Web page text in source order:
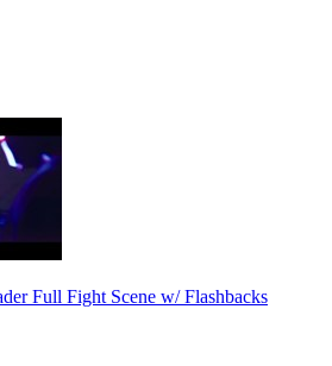
Full Fight Scene w/ Flashbacks